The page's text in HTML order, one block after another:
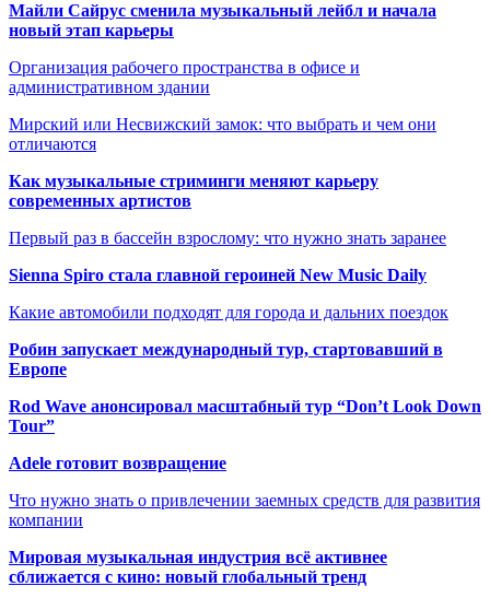
Майли Сайрус сменила музыкальный лейбл и начала
новый этап карьеры
Организация рабочего пространства в офисе и
административном здании
Мирский или Несвижский замок: что выбрать и чем они
отличаются
Как музыкальные стриминги меняют карьеру
современных артистов
Первый раз в бассейн взрослому: что нужно знать заранее
Sienna Spiro стала главной героиней New Music Daily
Какие автомобили подходят для города и дальних поездок
Робин запускает международный тур, стартовавший в
Европе
Rod Wave анонсировал масштабный тур “Don’t Look Down
Tour”
Adele готовит возвращение
Что нужно знать о привлечении заемных средств для развития
компании
Мировая музыкальная индустрия всё активнее
сближается с кино: новый глобальный тренд